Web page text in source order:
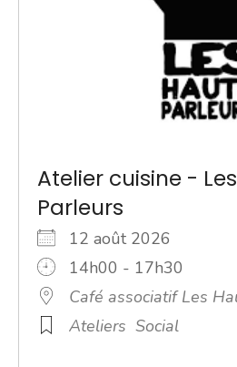
Atelier cuisine -
Parleurs
12 août 2026
14h00 - 17h30
Café associatif Les
Ateliers Social